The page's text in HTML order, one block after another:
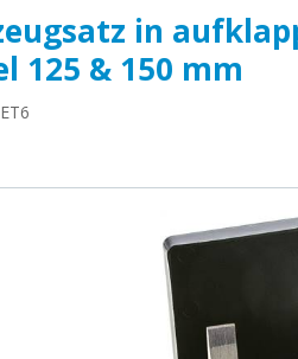
in
125 & 150 mm